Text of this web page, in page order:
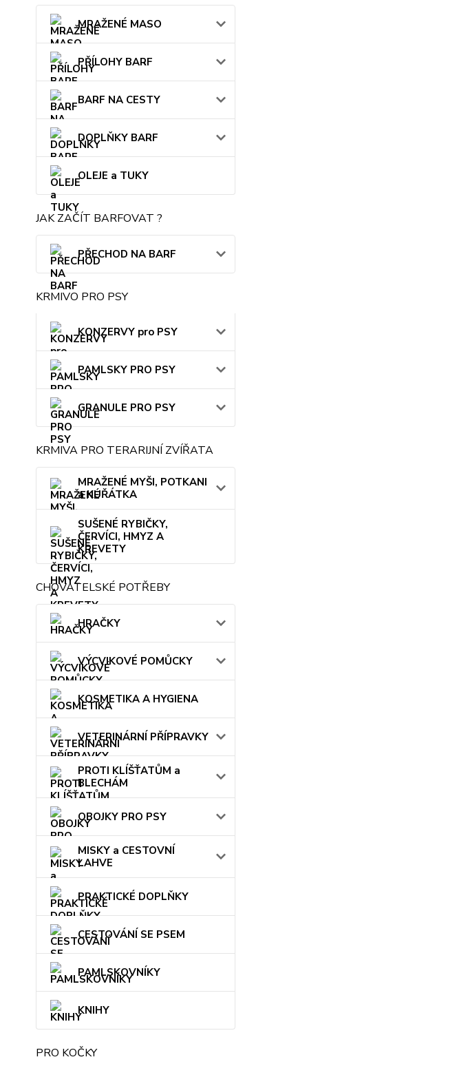
MRAŽENÉ MASO
PŘÍLOHY BARF
BARF NA CESTY
DOPLŇKY BARF
OLEJE a TUKY
JAK ZAČÍT BARFOVAT ?
PŘECHOD NA BARF
KRMIVO PRO PSY
KONZERVY pro PSY
PAMLSKY PRO PSY
GRANULE PRO PSY
KRMIVA PRO TERARIJNÍ ZVÍŘATA
MRAŽENÉ MYŠI, POTKANI
a KUŘÁTKA
SUŠENÉ RYBIČKY,
ČERVÍCI, HMYZ A
KREVETY
CHOVATELSKÉ POTŘEBY
HRAČKY
VÝCVIKOVÉ POMŮCKY
KOSMETIKA A HYGIENA
VETERINÁRNÍ PŘÍPRAVKY
PROTI KLÍŠŤATŮM a
BLECHÁM
OBOJKY PRO PSY
MISKY a CESTOVNÍ
LAHVE
PRAKTICKÉ DOPLŇKY
CESTOVÁNÍ SE PSEM
PAMLSKOVNÍKY
KNIHY
PRO KOČKY